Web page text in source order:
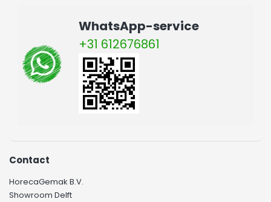
WhatsApp-service
+31 612676861
Contact
HorecaGemak B.V.
Showroom Delft